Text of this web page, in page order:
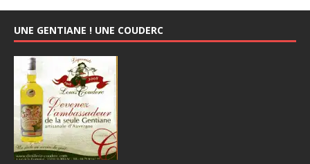
UNE GENTIANE ! UNE COUDERC